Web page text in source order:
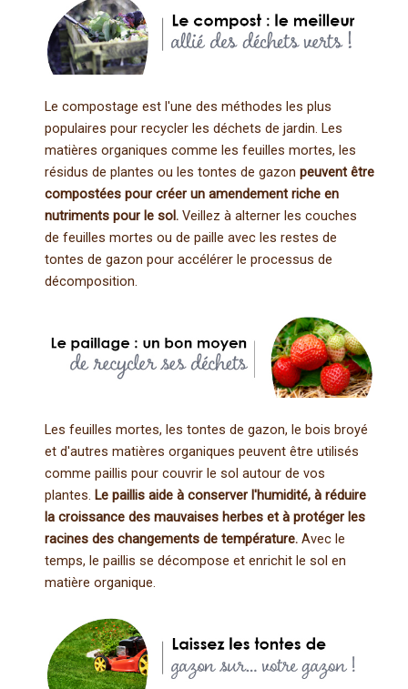
Le compostage est l'une des méthodes les plus
populaires pour recycler les déchets de jardin. Les
matières organiques comme les feuilles mortes, les
résidus de plantes ou les tontes de gazon peuvent être
compostées pour créer un amendement riche en
nutriments pour le sol. Veillez à alterner les couches
de feuilles mortes ou de paille avec les restes de
tontes de gazon pour accélérer le processus de
décomposition.
Les feuilles mortes, les tontes de gazon, le bois broyé
et d'autres matières organiques peuvent être utilisés
comme paillis pour couvrir le sol autour de vos
plantes. Le paillis aide à conserver l'humidité, à réduire
la croissance des mauvaises herbes et à protéger les
racines des changements de température. Avec le
temps, le paillis se décompose et enrichit le sol en
matière organique.